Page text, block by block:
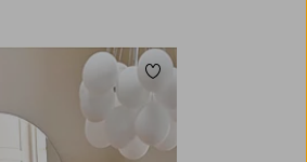
Legg til favoritter